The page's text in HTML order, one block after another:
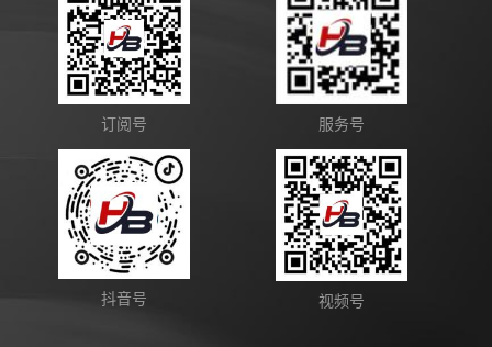
订阅号 服务号
抖音号 视频号